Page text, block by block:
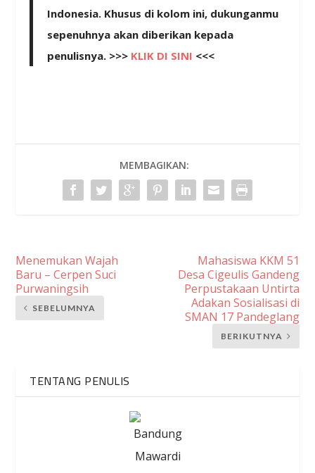
Indonesia. Khusus di kolom ini, dukunganmu
sepenuhnya akan diberikan kepada
penulisnya. >>> KLIK DI SINI <<<
MEMBAGIKAN:
Menemukan Wajah
Baru – Cerpen Suci
Purwaningsih
SEBELUMNYA
Mahasiswa KKM 51
Desa Cigeulis Gandeng
Perpustakaan Untirta
Adakan Sosialisasi di
SMAN 17 Pandeglang
BERIKUTNYA
TENTANG PENULIS